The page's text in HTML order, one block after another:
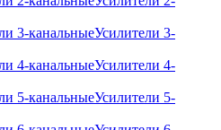
Усилители 3-
Усилители 4-
Усилители 5-